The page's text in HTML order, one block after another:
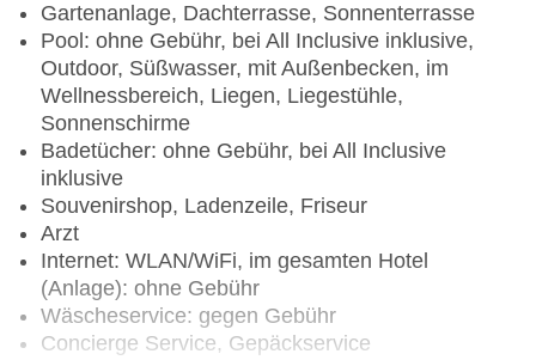
Gartenanlage, Dachterrasse, Sonnenterrasse
Pool: ohne Gebühr, bei All Inclusive inklusive,
Outdoor, Süßwasser, mit Außenbecken, im
Wellnessbereich, Liegen, Liegestühle,
Sonnenschirme
Badetücher: ohne Gebühr, bei All Inclusive
inklusive
Souvenirshop, Ladenzeile, Friseur
Arzt
Internet: WLAN/WiFi, im gesamten Hotel
(Anlage): ohne Gebühr
Wäscheservice: gegen Gebühr
Concierge Service, Gepäckservice